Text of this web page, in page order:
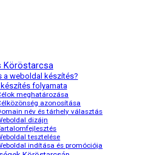
Köröstarcsa
a weboldal készítés?
folyamata
meghatározása
azonosítása
név és tárhely választás
dizájn
tesztelése
indítása és promóciója